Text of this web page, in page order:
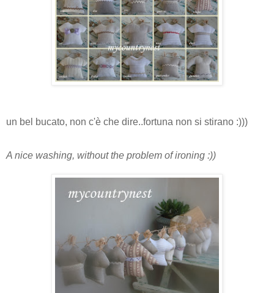
un bel bucato, non c'è che dire..fortuna non si stirano :)))
A nice washing, without the problem of ironing :))